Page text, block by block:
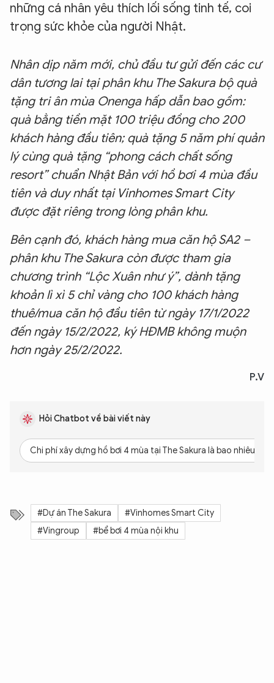
những cá nhân yêu thích lối sống tinh tế, coi
trọng sức khỏe của người Nhật.
Nhân dịp năm mới, chủ đầu tư gửi đến các cư
dân tương lai tại phân khu The Sakura bộ quà
tặng tri ân mùa Onenga hấp dẫn bao gồm:
quà bằng tiền mặt 100 triệu đồng cho 200
khách hàng đầu tiên; quà tặng 5 năm phí quản
lý cùng quà tặng “phong cách chất sống
resort” chuẩn Nhật Bản với hồ bơi 4 mùa đầu
tiên và duy nhất tại Vinhomes Smart City
được đặt riêng trong lòng phân khu.
Bên cạnh đó, khách hàng mua căn hộ SA2 –
phân khu The Sakura còn được tham gia
chương trình “Lộc Xuân như ý”, dành tặng
khoản lì xì 5 chỉ vàng cho 100 khách hàng
thuê/mua căn hộ đầu tiên từ ngày 17/1/2022
đến ngày 15/2/2022, ký HĐMB không muộn
hơn ngày 25/2/2022.
P.V
Hỏi Chatbot về bài viết này
Chi phí xây dựng hồ bơi 4 mùa tại The Sakura là bao nhiêu?
#Dự án The Sakura
#Vinhomes Smart City
#Vingroup
#bể bơi 4 mùa nội khu
XIN CHÀO,
TÔI LÀ CHATBOT CỦA
An Ninh Thủ Đô nhé. Tôi sẵn sàng hỗ trợ!